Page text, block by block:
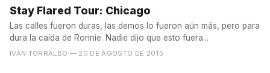
Stay Flared Tour: Chicago
Las calles fueron duras, las demos lo fueron aún más, pero para
dura la caída de Ronnie. Nadie dijo que esto fuera...
IVÁN TORRALBO — 20 DE AGOSTO DE 2015